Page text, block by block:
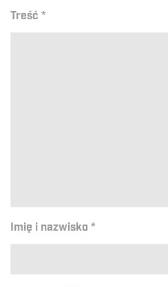
Treść *
Imię i nazwisko *